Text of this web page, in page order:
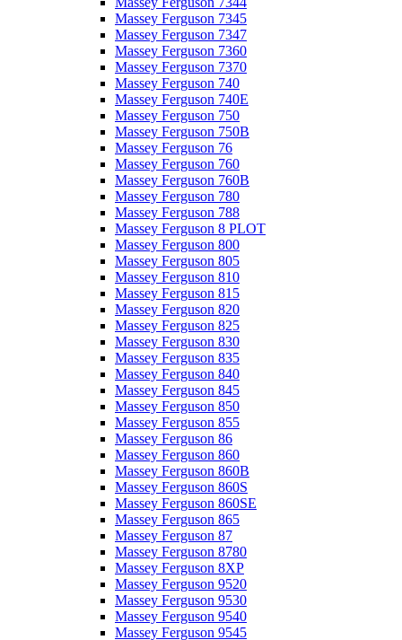
Massey Ferguson 7345
Massey Ferguson 7347
Massey Ferguson 7360
Massey Ferguson 7370
Massey Ferguson 740
Massey Ferguson 740E
Massey Ferguson 750
Massey Ferguson 750B
Massey Ferguson 76
Massey Ferguson 760
Massey Ferguson 760B
Massey Ferguson 780
Massey Ferguson 788
Massey Ferguson 8 PLOT
Massey Ferguson 800
Massey Ferguson 805
Massey Ferguson 810
Massey Ferguson 815
Massey Ferguson 820
Massey Ferguson 825
Massey Ferguson 830
Massey Ferguson 835
Massey Ferguson 840
Massey Ferguson 845
Massey Ferguson 850
Massey Ferguson 855
Massey Ferguson 86
Massey Ferguson 860
Massey Ferguson 860B
Massey Ferguson 860S
Massey Ferguson 860SE
Massey Ferguson 865
Massey Ferguson 87
Massey Ferguson 8780
Massey Ferguson 8XP
Massey Ferguson 9520
Massey Ferguson 9530
Massey Ferguson 9540
Massey Ferguson 9545